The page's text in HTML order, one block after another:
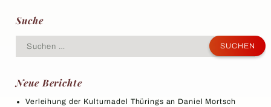
Suche
nach:
Neue Berichte
Verleihung der Kulturnadel Thürings an Daniel Mortsch